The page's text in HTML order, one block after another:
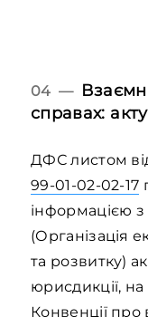
04 —
справах:
ДФС листом
99-01-02-02-17
інформацією
(Організація
та розвитку)
юрисдикції,
Конвенції про